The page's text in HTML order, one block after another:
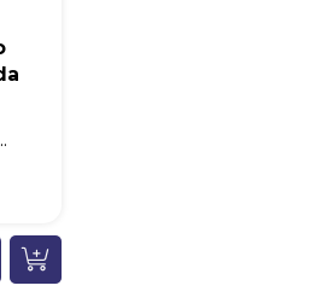
comprometida a proteger e respeitar sua
seus dados apenas para fins de